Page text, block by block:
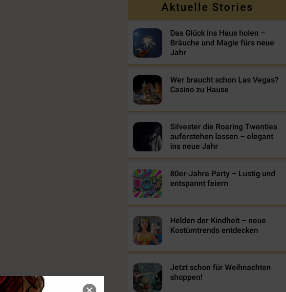
Aktuelle Stories
Das Glück ins Haus holen –
Bräuche und Magie fürs neue
Jahr
Wer braucht schon Las Vegas?
Casino zu Hause
Silvester die Roaring Twenties
auferstehen lassen – elegant
ins neue Jahr
80er-Jahre Party – Lustig und
entspannt feiern
Helden der Kindheit – neue
Kostümtrends entdecken
Jetzt schon für Weihnachten
shoppen!